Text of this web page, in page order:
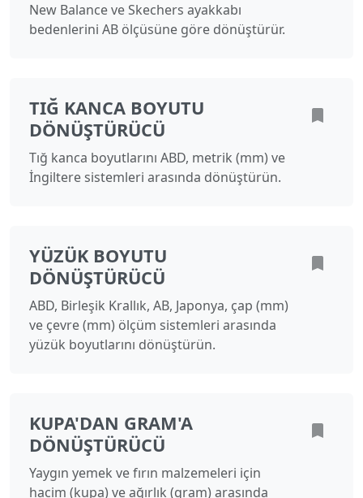
New Balance ve Skechers ayakkabı
bedenlerini AB ölçüsüne göre dönüştürür.
TIĞ KANCA BOYUTU
DÖNÜŞTÜRÜCÜ
Tığ kanca boyutlarını ABD, metrik (mm) ve
İngiltere sistemleri arasında dönüştürün.
YÜZÜK BOYUTU
DÖNÜŞTÜRÜCÜ
ABD, Birleşik Krallık, AB, Japonya, çap (mm)
ve çevre (mm) ölçüm sistemleri arasında
yüzük boyutlarını dönüştürün.
KUPA'DAN GRAM'A
DÖNÜŞTÜRÜCÜ
Yaygın yemek ve fırın malzemeleri için
hacim (kupa) ve ağırlık (gram) arasında